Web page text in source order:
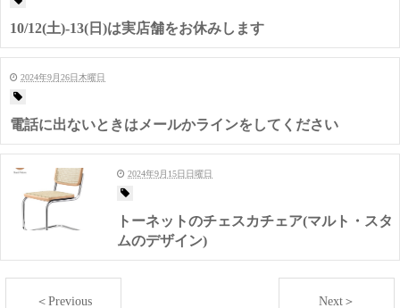
10/12(土)-13(日)は実店舗をお休みします
2024年9月26日木曜日
電話に出ないときはメールかラインをしてください
2024年9月15日日曜日
トーネットのチェスカチェア(マルト・スタ
ムのデザイン)
＜Previous Next＞